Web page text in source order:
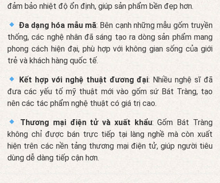
đảm bảo nhiệt độ ổn định, giúp sản phẩm bền đẹp hơn.
Đa dạng hóa mẫu mã: Bên cạnh những mẫu gốm truyền
thống, các nghệ nhân đã sáng tạo ra dòng sản phẩm mang
phong cách hiện đại, phù hợp với không gian sống của giới
trẻ và khách hàng quốc tế.
Kết hợp với nghệ thuật đương đại: Nhiều nghệ sĩ đã
đưa các yếu tố mỹ thuật mới vào gốm sứ Bát Tràng, tạo
nên các tác phẩm nghệ thuật có giá trị cao.
Thương mại điện tử và xuất khẩu: Gốm Bát Tràng
không chỉ được bán trực tiếp tại làng nghề mà còn xuất
hiện trên các nền tảng thương mại điện tử, giúp người tiêu
dùng dễ dàng tiếp cận hơn.